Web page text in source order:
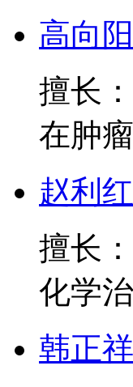
高向阳
擅长
在肿
赵利红
擅长
化学
韩正祥